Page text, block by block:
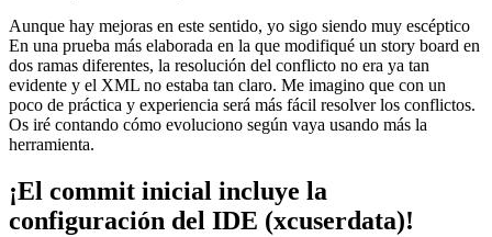
Aunque hay mejoras en este sentido, yo sigo siendo muy escéptico
En una prueba más elaborada en la que modifiqué un story board en
dos ramas diferentes, la resolución del conflicto no era ya tan
evidente y el XML no estaba tan claro. Me imagino que con un
poco de práctica y experiencia será más fácil resolver los conflictos.
Os iré contando cómo evoluciono según vaya usando más la
herramienta.
¡El commit inicial incluye la
configuración del IDE (xcuserdata)!